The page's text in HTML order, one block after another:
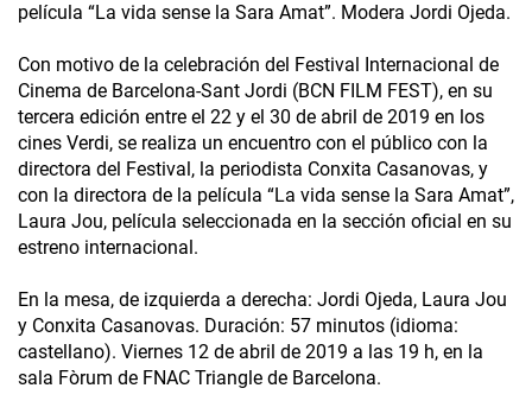
película “La vida sense la Sara Amat”. Modera Jordi Ojeda.
Con motivo de la celebración del Festival Internacional de
Cinema de Barcelona-Sant Jordi (BCN FILM FEST), en su
tercera edición entre el 22 y el 30 de abril de 2019 en los
cines Verdi, se realiza un encuentro con el público con la
directora del Festival, la periodista Conxita Casanovas, y
con la directora de la película “La vida sense la Sara Amat”,
Laura Jou, película seleccionada en la sección oficial en su
estreno internacional.
En la mesa, de izquierda a derecha: Jordi Ojeda, Laura Jou
y Conxita Casanovas. Duración: 57 minutos (idioma:
castellano). Viernes 12 de abril de 2019 a las 19 h, en la
sala Fòrum de FNAC Triangle de Barcelona.